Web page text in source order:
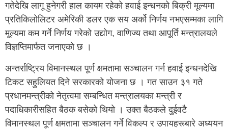
गतेदेखि लागू हुनेगरी हाल कायम रहेको हवाई इन्धनको बिक्री मूल्यमा
प्रतिकिलोलिटर अमेरिकी डलर एक सय अर्को निर्णय नभएसम्मका लागि
मूल्यमा कम गर्ने निर्णय गरेको उद्योग, वाणिज्य तथा आपूर्ति मन्त्रालयले
विज्ञप्तिमार्फत जनाएको छ ।
अन्तर्राष्ट्रिय विमानस्थल पूर्ण क्षमतामा सञ्चालन गर्न हवाई इन्धनदेखि
टिकट सहुलियत दिने सरकारको योजना छ । गत साउन ३१ गते
प्रधानमन्त्रीको नेतृत्वमा सम्बन्धित मन्त्रालयका मन्त्री र
पदाधिकारीसहित बैठक बसेको थियो । उक्त बैठकले दुईवटै
विमानस्थल पूर्ण क्षमतामा सञ्चालन गर्ने विकल्प र उपायहरूबारे अध्ययन